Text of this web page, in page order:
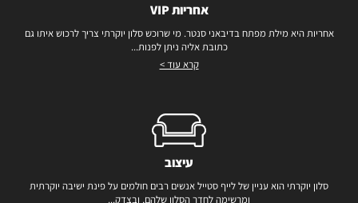
אחריות VIP
אחריות היא מילת מפתח בדיבאני סנטר. מי שרוכש סלון יוקרתי צריך לרכוש איתו גם
כתובת אליה ניתן לפנות...
קרא עוד >
עיצוב
סלון יוקרתי הוא עניין של לייף סטייל אנשים רבים חולמים על פינת ישיבה יוקרתית
ומרשימה לחדר הסלון שלהם, ובצדק...